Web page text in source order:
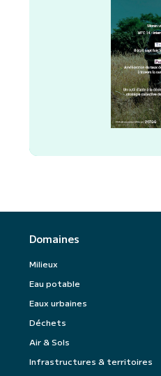
Domaines
Milieux
Eau potable
Eaux urbaines
Déchets
Air & Sols
Infrastructures & territoires